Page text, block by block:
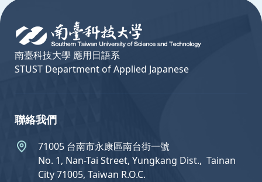
南臺科技大學 應用日語系
STUST Department of Applied Japanese
聯絡我們
71005 台南市永康區南台街一號
No. 1, Nan-Tai Street, Yungkang Dist.,  Tainan
City 71005, Taiwan R.O.C.